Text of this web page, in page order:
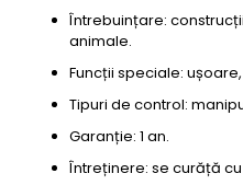
Întrebuințare:
animale.
Funcții speciale:
Tipuri de control:
Garanție: 1 an.
Întreținere: se curăță